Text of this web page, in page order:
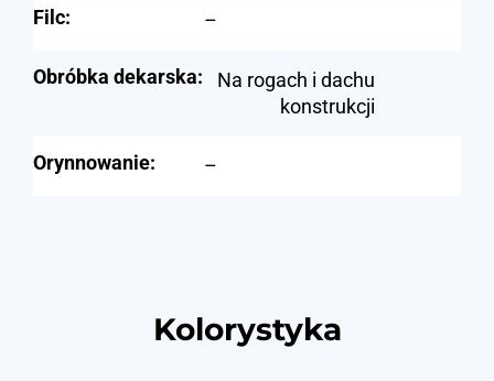
Filc: –
Obróbka dekarska:
Na rogach i dachu
konstrukcji
Orynnowanie: –
Kolorystyka